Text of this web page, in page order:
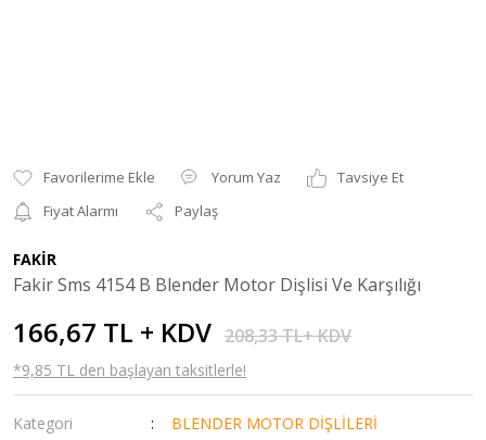
Yorum Yaz
Tavsiye Et
Fiyat Alarmı
Paylaş
FAKİR
Fakir Sms 4154 B Blender Motor Dişlisi Ve Karşılığı
166,67 TL + KDV 208,33 TL+ KDV
*9,85 TL den başlayan taksitlerle!
Kategori
BLENDER MOTOR DİŞLİLERİ